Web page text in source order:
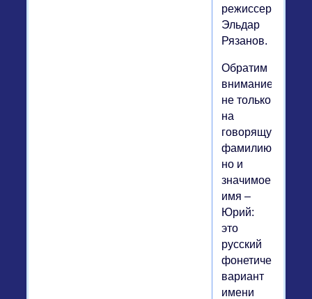
режиссер
Эльдар
Рязанов.
Обратим
внимание
не только
на
говорящую
фамилию,
но и
значимое
имя –
Юрий:
это
русский
фонетический
вариант
имени